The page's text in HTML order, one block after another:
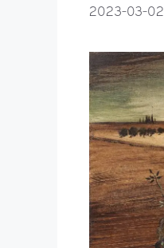
2023-03-02